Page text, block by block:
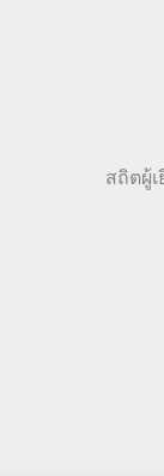
สถิตผู้